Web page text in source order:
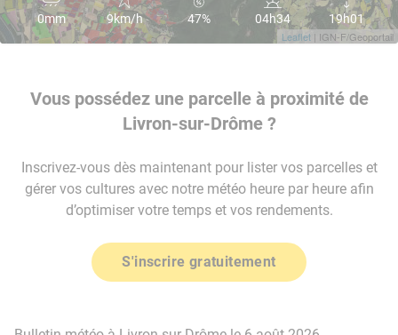
Leaflet | IGN-F/Geoportail
0mm 9km/h 47% 04h34 19h01
Vous possédez une parcelle à proximité de
Livron-sur-Drôme ?
Inscrivez-vous dès maintenant pour lister vos parcelles et
gérer vos cultures avec notre météo heure par heure afin
d’optimiser votre temps et vos rendements.
S'inscrire gratuitement